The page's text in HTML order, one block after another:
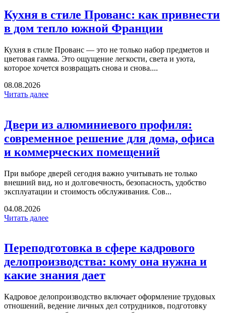
Кухня в стиле Прованс: как привнести
в дом тепло южной Франции
Кухня в стиле Прованс — это не только набор предметов и
цветовая гамма. Это ощущение легкости, света и уюта,
которое хочется возвращать снова и снова....
08.08.2026
Читать далее
Двери из алюминиевого профиля:
современное решение для дома, офиса
и коммерческих помещений
При выборе дверей сегодня важно учитывать не только
внешний вид, но и долговечность, безопасность, удобство
эксплуатации и стоимость обслуживания. Сов...
04.08.2026
Читать далее
Переподготовка в сфере кадрового
делопроизводства: кому она нужна и
какие знания дает
Кадровое делопроизводство включает оформление трудовых
отношений, ведение личных дел сотрудников, подготовку